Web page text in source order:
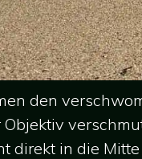
den
direkt in die